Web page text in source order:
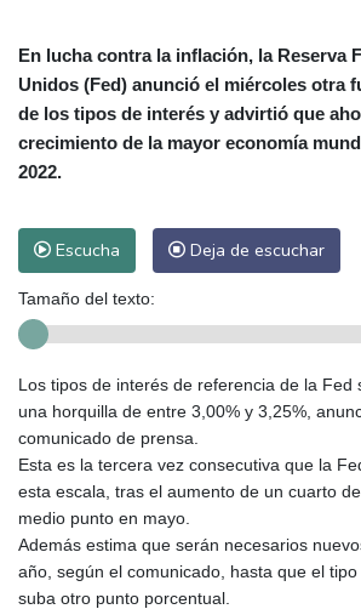
En lucha contra la inflación, la Reserva
Unidos (Fed) anunció el miércoles otra
de los tipos de interés y advirtió que
crecimiento de la mayor economía
2022.
Escucha Deja de escuchar
Tamaño del texto:
Los tipos de interés de referencia de la Fed
una horquilla de entre 3,00% y 3,25%,
comunicado de prensa.
Esta es la tercera vez consecutiva que la
esta escala, tras el aumento de un cuarto
medio punto en mayo.
Además estima que serán necesarios
año, según el comunicado, hasta que el
suba otro punto porcentual.